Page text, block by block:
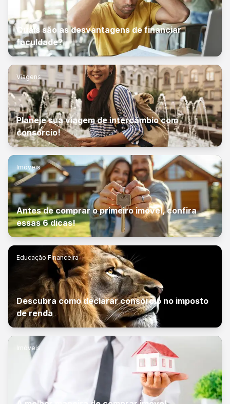
Quais são as desvantagens de financiar
faculdade?
Viagens
Planeje sua viagem de intercâmbio com
consórcio!
Imóveis
Antes de comprar o primeiro imóvel, confira
essas 6 dicas!
Educação Financeira
Descubra como declarar consórcio no imposto
de renda
Imóveis